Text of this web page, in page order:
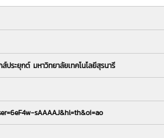
ะยุกต์ มหาวิทยาลัยเทคโนโลยีสุรนารี
sAAAAJ&hl=th&oi=ao